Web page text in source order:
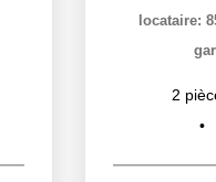
locataire:
2